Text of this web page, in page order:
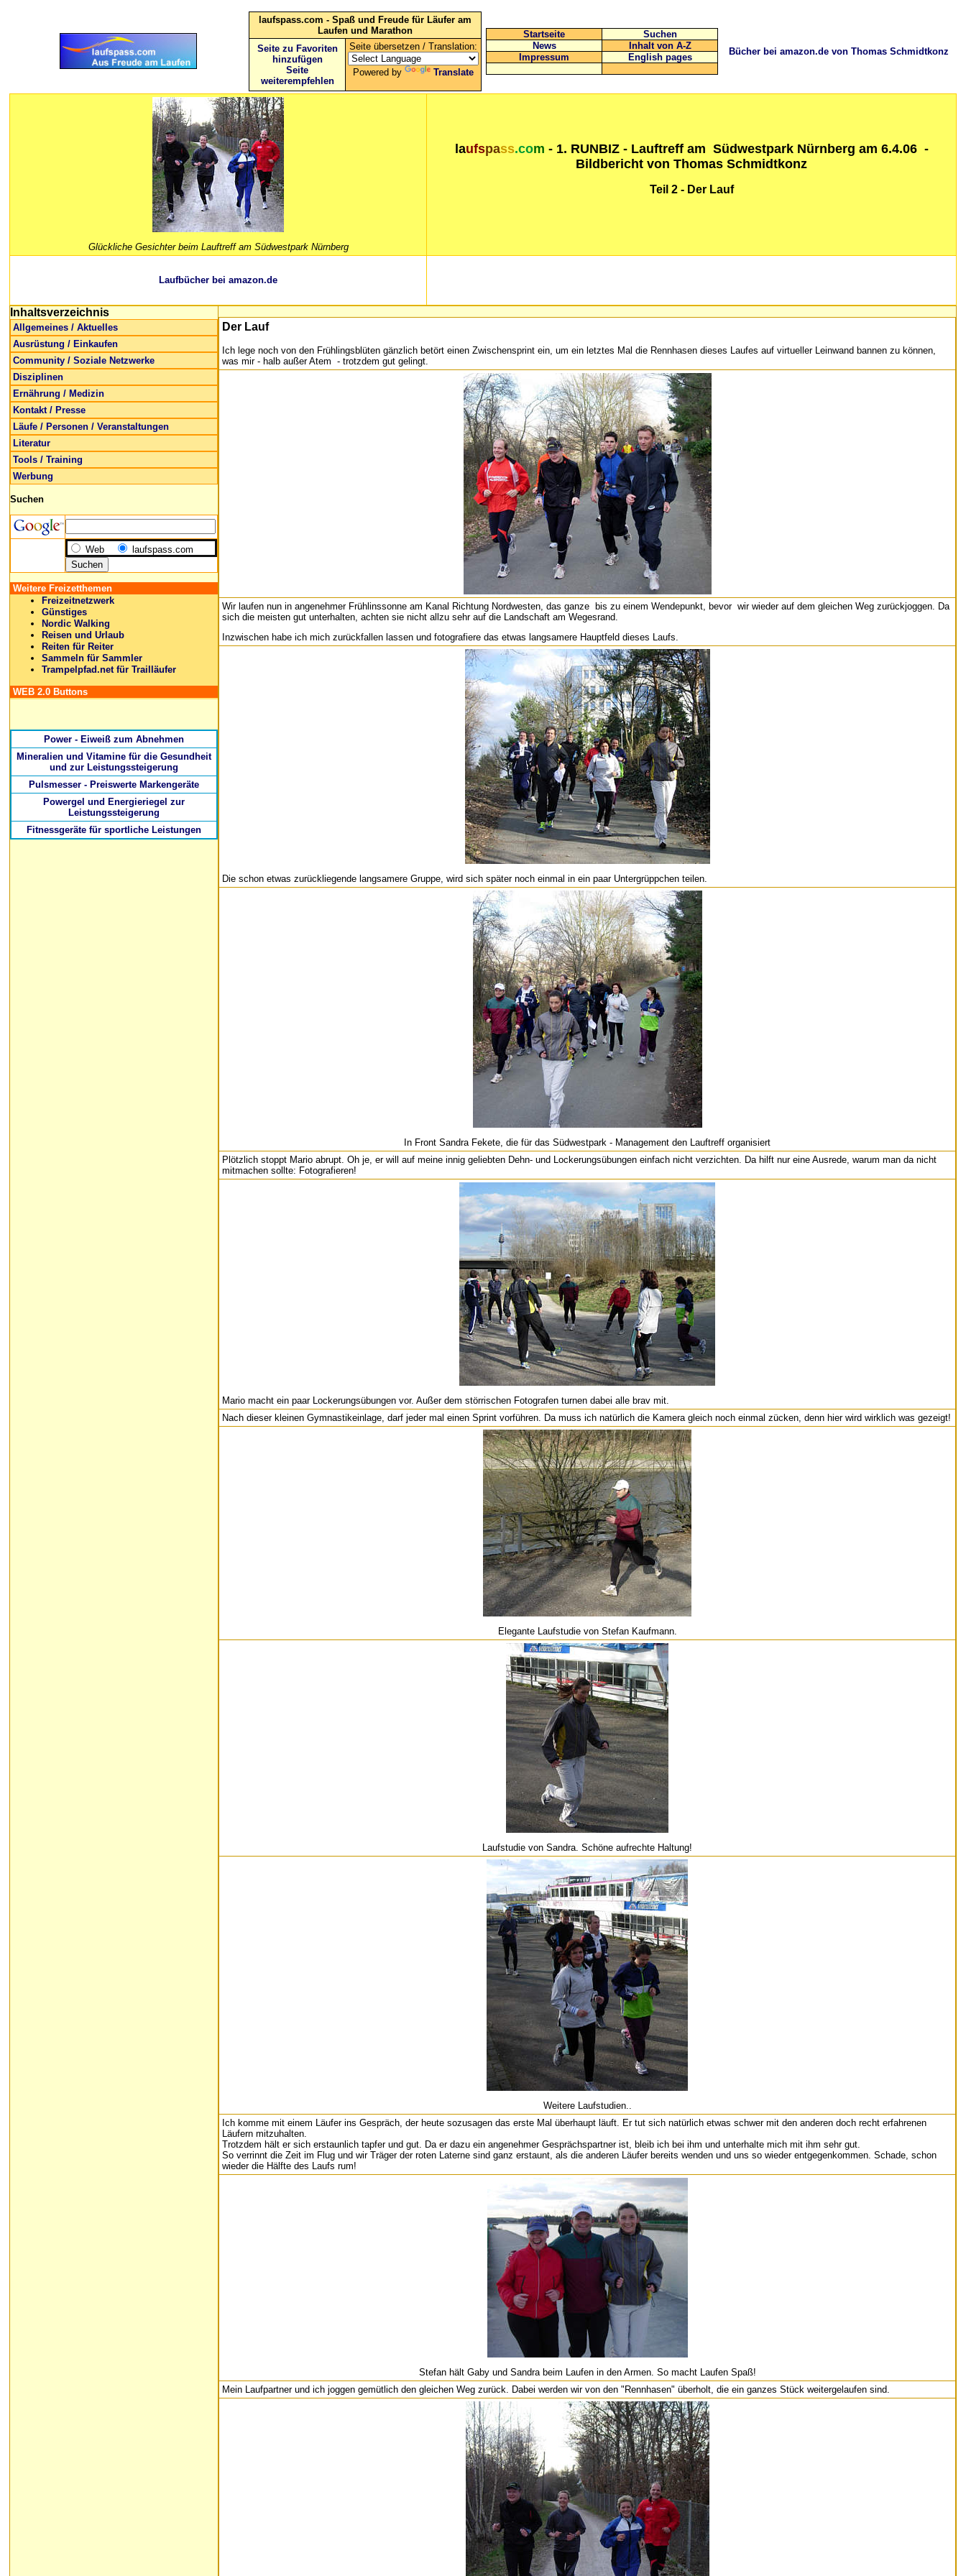
laufspass.com - Spaß und Freude für Läufer am
Laufen und Marathon
Seite zu Favoriten
hinzufügen
Seite
weiterempfehlen
Seite übersetzen / Translation:
Powered by Translate
Startseite
Suchen
News
Inhalt von A-Z
Impressum
English pages
Bücher bei amazon.de von Thomas Schmidtkonz
Glückliche Gesichter beim Lauftreff am Südwestpark Nürnberg
laufspass.com - 1. RUNBIZ - Lauftreff am Südwestpark Nürnberg am 6.4.06 -
Bildbericht von Thomas Schmidtkonz
Teil 2 - Der Lauf
Laufbücher bei amazon.de
Inhaltsverzeichnis
Allgemeines / Aktuelles
Ausrüstung / Einkaufen
Community / Soziale Netzwerke
Disziplinen
Ernährung / Medizin
Kontakt / Presse
Läufe / Personen / Veranstaltungen
Literatur
Tools / Training
Werbung
Suchen
Web laufspass.com
Weitere Freizetthemen
Freizeitnetzwerk
Günstiges
Nordic Walking
Reisen und Urlaub
Reiten für Reiter
Sammeln für Sammler
Trampelpfad.net für Trailläufer
WEB 2.0 Buttons
Power - Eiweiß zum Abnehmen
Mineralien und Vitamine für die Gesundheit
und zur Leistungssteigerung
Pulsmesser - Preiswerte Markengeräte
Powergel und Energieriegel zur
Leistungssteigerung
Fitnessgeräte für sportliche Leistungen
Der Lauf
Ich lege noch von den Frühlingsblüten gänzlich betört einen Zwischensprint ein, um ein letztes Mal die Rennhasen dieses Laufes auf virtueller Leinwand bannen zu können,
was mir - halb außer Atem - trotzdem gut gelingt.
Wir laufen nun in angenehmer Frühlinssonne am Kanal Richtung Nordwesten, das ganze bis zu einem Wendepunkt, bevor wir wieder auf dem gleichen Weg zurückjoggen. Da
sich die meisten gut unterhalten, achten sie nicht allzu sehr auf die Landschaft am Wegesrand.
Inzwischen habe ich mich zurückfallen lassen und fotografiere das etwas langsamere Hauptfeld dieses Laufs.
Die schon etwas zurückliegende langsamere Gruppe, wird sich später noch einmal in ein paar Untergrüppchen teilen.
In Front Sandra Fekete, die für das Südwestpark - Management den Lauftreff organisiert
Plötzlich stoppt Mario abrupt. Oh je, er will auf meine innig geliebten Dehn- und Lockerungsübungen einfach nicht verzichten. Da hilft nur eine Ausrede, warum man da nicht
mitmachen sollte: Fotografieren!
Mario macht ein paar Lockerungsübungen vor. Außer dem störrischen Fotografen turnen dabei alle brav mit.
Nach dieser kleinen Gymnastikeinlage, darf jeder mal einen Sprint vorführen. Da muss ich natürlich die Kamera gleich noch einmal zücken, denn hier wird wirklich was gezeigt!
Elegante Laufstudie von Stefan Kaufmann.
Laufstudie von Sandra. Schöne aufrechte Haltung!
Weitere Laufstudien..
Ich komme mit einem Läufer ins Gespräch, der heute sozusagen das erste Mal überhaupt läuft. Er tut sich natürlich etwas schwer mit den anderen doch recht erfahrenen
Läufern mitzuhalten.
Trotzdem hält er sich erstaunlich tapfer und gut. Da er dazu ein angenehmer Gesprächspartner ist, bleib ich bei ihm und unterhalte mich mit ihm sehr gut.
So verrinnt die Zeit im Flug und wir Träger der roten Laterne sind ganz erstaunt, als die anderen Läufer bereits wenden und uns so wieder entgegenkommen. Schade, schon
wieder die Hälfte des Laufs rum!
Stefan hält Gaby und Sandra beim Laufen in den Armen. So macht Laufen Spaß!
Mein Laufpartner und ich joggen gemütlich den gleichen Weg zurück. Dabei werden wir von den "Rennhasen" überholt, die ein ganzes Stück weitergelaufen sind.